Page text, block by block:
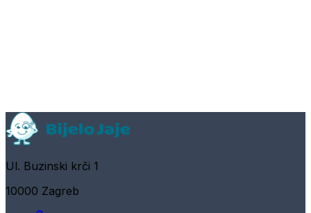
Ul. Buzinski krči 1
10000 Zagreb